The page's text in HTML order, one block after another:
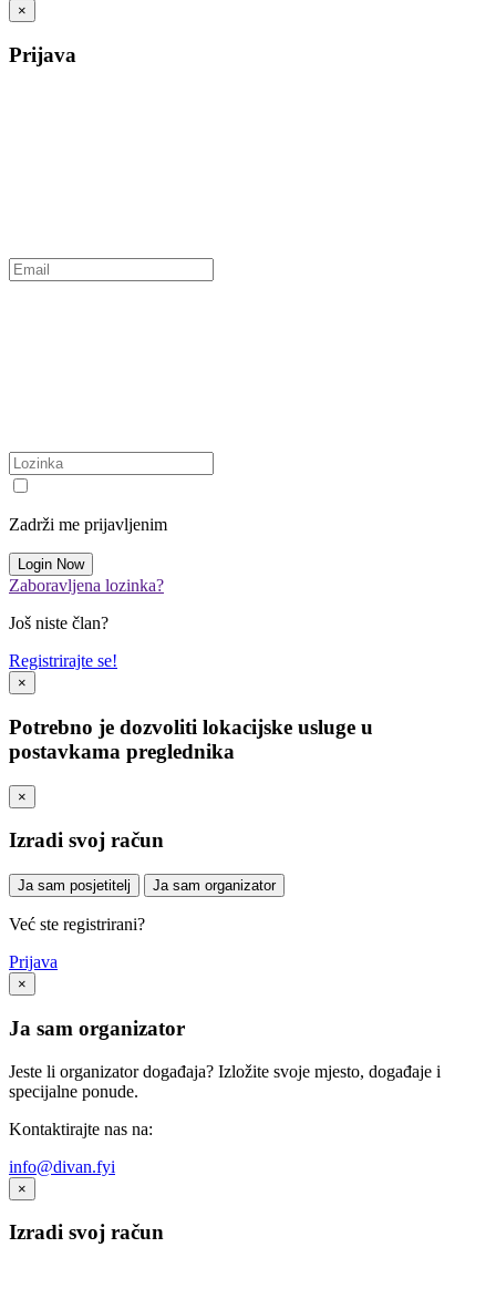
×
Prijava
Zadrži me prijavljenim
Zaboravljena lozinka?
Još niste član?
Registrirajte se!
×
Potrebno je dozvoliti lokacijske usluge u
postavkama preglednika
×
Izradi svoj račun
Ja sam posjetitelj Ja sam organizator
Već ste registrirani?
Prijava
×
Ja sam organizator
Jeste li organizator događaja? Izložite svoje mjesto, događaje i
specijalne ponude.
Kontaktirajte nas na:
info@divan.fyi
×
Izradi svoj račun